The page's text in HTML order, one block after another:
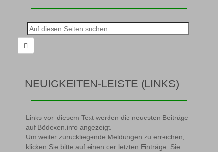
Suche
nach:
NEUIGKEITEN-LEISTE (LINKS)
Links von diesem Text werden die neuesten Beiträge
auf Bödexen.info angezeigt.
Um weiter zurückliegende Meldungen zu erreichen,
klicken Sie bitte auf einen der letzten Einträge. Sie